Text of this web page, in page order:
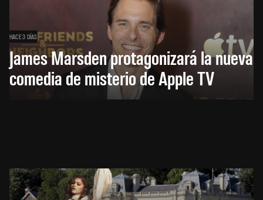
HACE 3 DÍAS
James Marsden protagonizará la nueva
comedia de misterio de Apple TV